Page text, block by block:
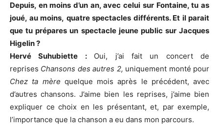
Depuis, en moins d’un an, avec celui sur Fontaine, tu as
joué, au moins, quatre spectacles différents. Et il parait
que tu prépares un spectacle jeune public sur Jacques
Higelin ?
Hervé Suhubiette : Oui, j’ai fait un concert de
reprises Chansons des autres 2, uniquement monté pour
Chez ta mère quelque mois après le précédent, avec
d’autres chansons. J’aime bien les reprises, j’aime bien
expliquer ce choix en les présentant, et, par exemple,
l’importance que la chanson a eu dans mon parcours.